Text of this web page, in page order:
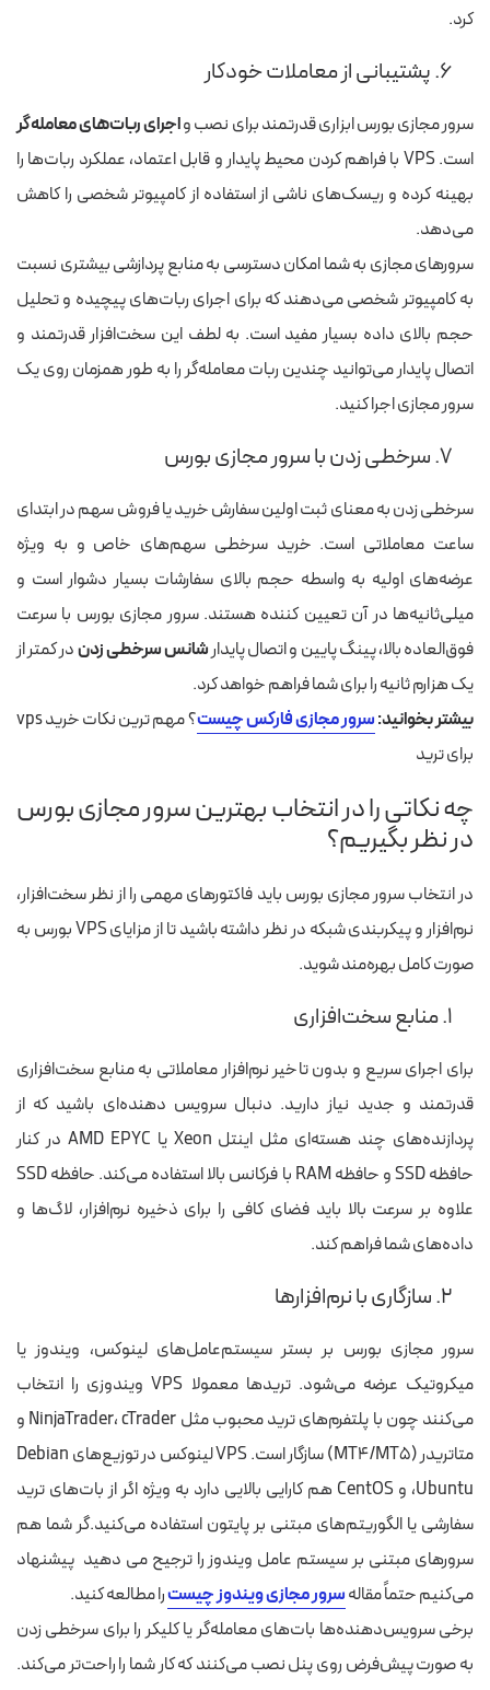
کرد.
۶. پشتیبانی از معاملات خودکار
سرور مجازی بورس ابزاری قدرتمند برای نصب واجرای ربات‌های معامله‌گر
است. VPS با فراهم کردن محیط پایدار و قابل اعتماد، عملکرد ربات‌ها را
بهینه کرده و ریسک‌های ناشی از استفاده از کامپیوتر شخصی را کاهش
می‌دهد.
سرورهای مجازی به شما امکان دسترسی به منابع پردازشی بیشتری نسبت
به کامپیوتر شخصی می‌دهند که برای اجرای ربات‌های پیچیده و تحلیل
حجم بالای داده بسیار مفید است. به لطف این سخت‌افزار قدرتمند و
اتصال پایدار می‌توانید چندین ربات معامله‌گر را به طور همزمان روی یک
سرور مجازی اجرا کنید.
۷. سرخطی زدن با سرور مجازی بورس
سرخطی زدن به معنای ثبت اولین سفارش خرید یا فروش سهم در ابتدای
ساعت معاملاتی است. خرید سرخطی سهم‌های خاص و به ویژه
عرضه‌های اولیه به واسطه حجم بالای سفارشات بسیار دشوار است و
میلی‌ثانیه‌ها در آن تعیین کننده هستند. سرور مجازی بورس با سرعت
فوق‌العاده بالا، پینگ پایین و اتصال پایدارشانس سرخطی زدندر کمتر از
یک هزارم ثانیه را برای شما فراهم خواهد کرد.
بیشتر بخوانید:سرور مجازی فارکس چیست
؟ مهم ترین نکات خرید vps
برای ترید
چه نکاتی را در انتخاب بهترین سرور مجازی بورس
در نظر بگیریم؟
در انتخاب سرور مجازی بورس باید فاکتورهای مهمی را از نظر سخت‌افزار،
نرم‌افزار و پیکربندی شبکه در نظر داشته باشید تا از مزایای VPS بورس به
صورت کامل بهره‌مند شوید.
۱. منابع سخت‌افزاری
برای اجرای سریع و بدون تاخیر نرم‌افزار معاملاتی به منابع سخت‌افزاری
قدرتمند و جدید نیاز دارید. دنبال سرویس دهنده‌ای باشید که از
پردازنده‌های چند هسته‌ای مثل اینتل Xeon یا AMD EPYC در کنار
حافظه SSD و حافظه RAM با فرکانس بالا استفاده می‌کند. حافظه SSD
علاوه بر سرعت بالا باید فضای کافی را برای ذخیره نرم‌افزار، لاگ‌ها و
داده‌های شما فراهم کند.
۲. سازگاری با نرم‌افزارها
سرور مجازی بورس بر بستر سیستم‌‌عامل‌‌های لینوکس، ویندوز یا
میکروتیک عرضه می‌شود. تریدها معمولا VPS ویندوزی را انتخاب
می‌کنند چون با پلتفرم‌های ترید محبوب مثل NinjaTrader، cTrader و
متاتریدر (MT4/MT5) سازگار است. VPS لینوکس در توزیع‌های Debian
،Ubuntu و CentOS هم کارایی بالایی دارد به ویژه اگر از بات‌های ترید
سفارشی یا الگوریتم‌های مبتنی بر پایتون استفاده می‌کنید.گر شما هم
سرورهای مبتنی بر سیستم عامل ویندوز را ترجیح می دهید پیشنهاد
می‌کنیم حتماً مقالهسرور مجازی ویندوز چیسترا مطالعه کنید.
برخی سرویس‌دهنده‌ها بات‌های معامله‌گر یا کلیکر را برای سرخطی زدن
به صورت پیش‌فرض روی پنل نصب می‌کنند که کار شما را راحت‌تر می‌کند.